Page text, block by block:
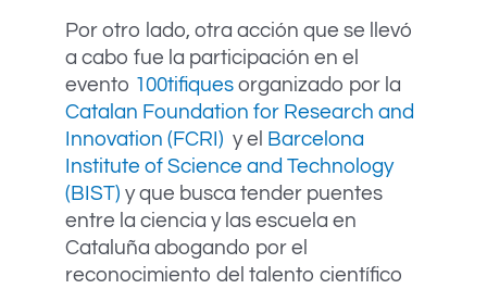
Por otro lado, otra acción que se llevó
a cabo fue la participación en el
evento 100tifiques organizado por la
Catalan Foundation for Research and
Innovation (FCRI) y el Barcelona
Institute of Science and Technology
(BIST) y que busca tender puentes
entre la ciencia y las escuela en
Cataluña abogando por el
reconocimiento del talento científico